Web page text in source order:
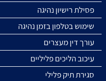
פסילת רישיון נהיגה
שימוש בטלפון בזמן נהיגה
עורך דין מעצרים
עיכוב הליכים פליליים
סגירת תיק פלילי